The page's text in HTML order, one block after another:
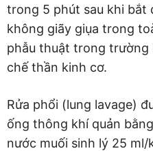
trong 5 phút sau khi bắt
không giãy giụa trong
phẫu thuật trong
chế thần kinh cơ.
Rửa phổi (lung lavage)
ống thông khí quản
nước muối sinh lý 25